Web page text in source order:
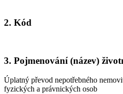
2. Kód
3. Pojmenování (název)
Úplatný převod nepotřebného
fyzických a právnických osob